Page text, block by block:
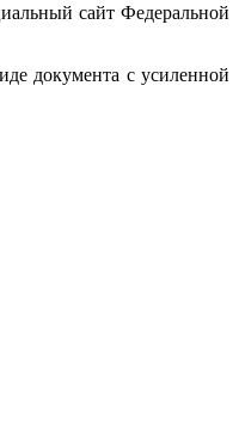
сайт Федеральной
документа с усиленной